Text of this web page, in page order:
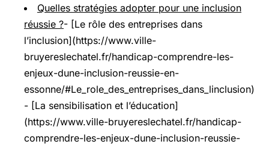
Quelles stratégies adopter pour une inclusion
réussie ?- [Le rôle des entreprises dans
l’inclusion](https://www.ville-
bruyereslechatel.fr/handicap-comprendre-les-
enjeux-dune-inclusion-reussie-en-
essonne/#Le_role_des_entreprises_dans_linclusion)
- [La sensibilisation et l’éducation]
(https://www.ville-bruyereslechatel.fr/handicap-
comprendre-les-enjeux-dune-inclusion-reussie-